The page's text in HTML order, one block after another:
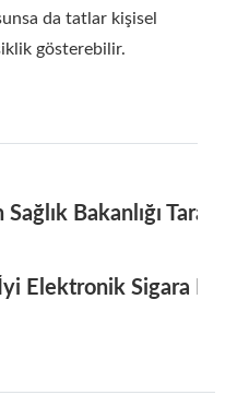
da tatlar kişisel
gösterebilir.
Sağlık Bakanlığı
Elektronik Sigara